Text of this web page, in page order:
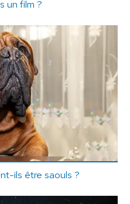
un film ?
ils être saouls ?